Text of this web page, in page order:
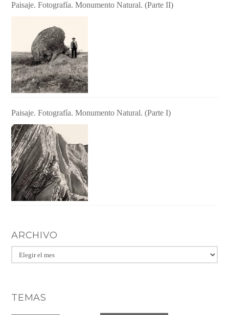
Paisaje. Fotografía. Monumento Natural. (Parte II)
Paisaje. Fotografía. Monumento Natural. (Parte I)
ARCHIVO
Archivo
TEMAS